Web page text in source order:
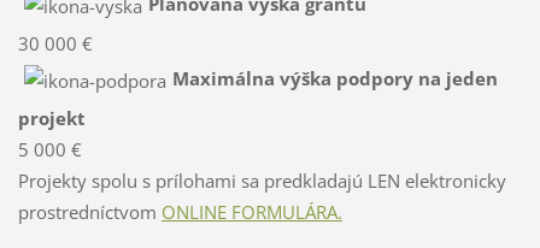
30 000 €
Maximálna výška podpory na jeden
projekt
5 000 €
Projekty spolu s prílohami sa predkladajú LEN elektronicky
prostredníctvom ONLINE FORMULÁRA.